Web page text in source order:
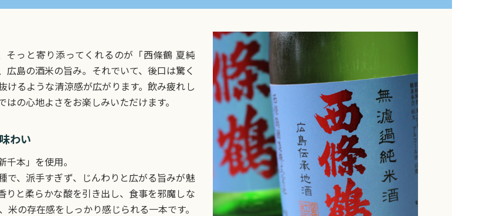
そっと寄り添ってくれるのが「西條鶴 夏純
島の酒米の旨み。それでいて、後口は驚く
けるような清涼感が広がります。飲み疲れし
の心地よさをお楽しみいただけます。
わい
本」を使用。
で、派手すぎず、じんわりと広がる旨みが魅
りと柔らかな酸を引き出し、食事を邪魔しな
の存在感をしっかり感じられる一本です。